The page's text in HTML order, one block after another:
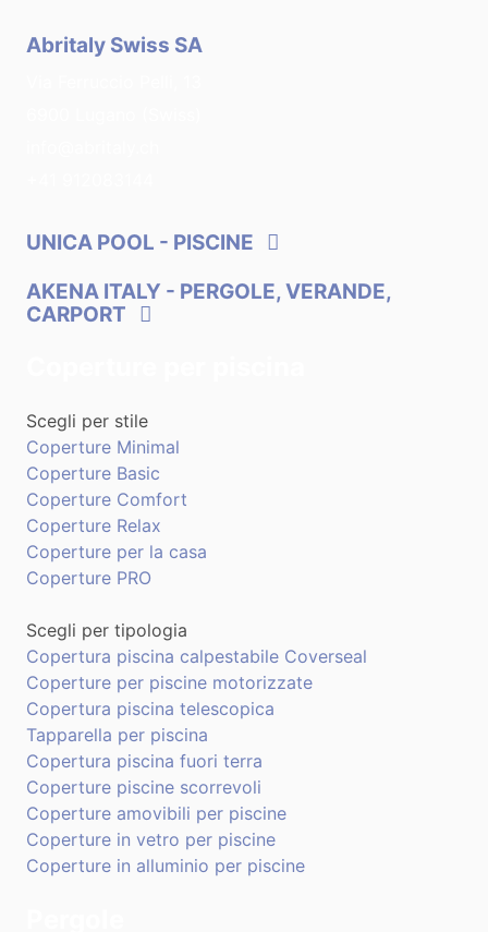
Abritaly Swiss SA
UNICA POOL - PISCINE
AKENA ITALY - PERGOLE, VERANDE,
CARPORT
Scegli per stile
Coperture Minimal
Coperture Basic
Coperture Comfort
Coperture Relax
Coperture per la casa
Coperture PRO
Scegli per tipologia
Copertura piscina calpestabile Coverseal
Coperture per piscine motorizzate
Copertura piscina telescopica
Tapparella per piscina
Copertura piscina fuori terra
Coperture piscine scorrevoli
Coperture amovibili per piscine
Coperture in vetro per piscine
Coperture in alluminio per piscine